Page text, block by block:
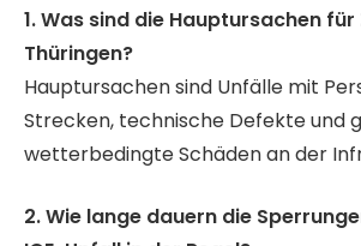
1. Was sind die Hauptursachen
Thüringen?
Hauptursachen sind Unfälle mit
Strecken, technische Defekte und
wetterbedingte Schäden an der
2. Wie lange dauern die